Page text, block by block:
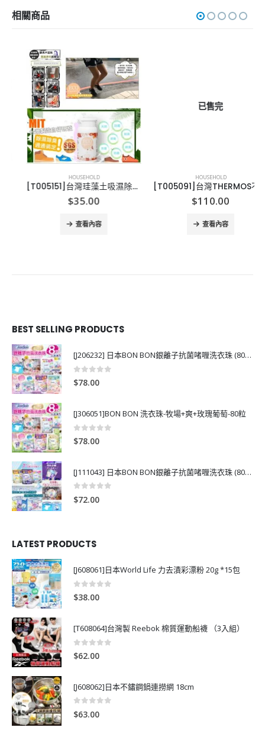
相關商品
HOUSEHOLD
[T005151]台灣珪藻土吸濕除臭萬用粉
35.00
查看內容
已售完
HOUSEHOLD
[T005091]台灣THERMOS不繡鋼 保溫碗 100OML
110.00
查看內容
BEST SELLING PRODUCTS
[J206232] 日本BON BON銀離子抗菌啫喱洗衣珠 (80粒)
0
$78.00
[J306051]BON BON 洗衣珠-牧場+爽+玫瑰葡萄-80粒
0
$78.00
[J111043] 日本BON BON銀離子抗菌啫喱洗衣珠 (80粒)
0
$72.00
LATEST PRODUCTS
[J608061]日本World Life 力去漬彩漂粉 20g *15包
0out of 5
$38.00
[T608064]台灣製 Reebok 棉質運動船襪 （3入組）
0
$62.00
[J608062]日本不鏽鋼鍋連撈網 18cm
0
$63.00